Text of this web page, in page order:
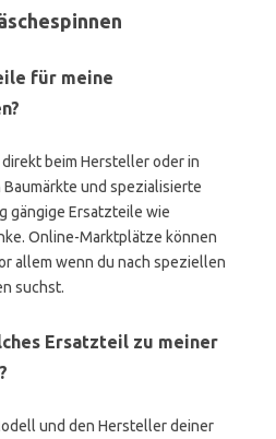
für meine
beim Hersteller oder in
und spezialisierte
gängige Ersatzteile wie
Online-Marktplätze können
allem wenn du nach speziellen
suchst.
Ersatzteil zu meiner
und den Hersteller deiner